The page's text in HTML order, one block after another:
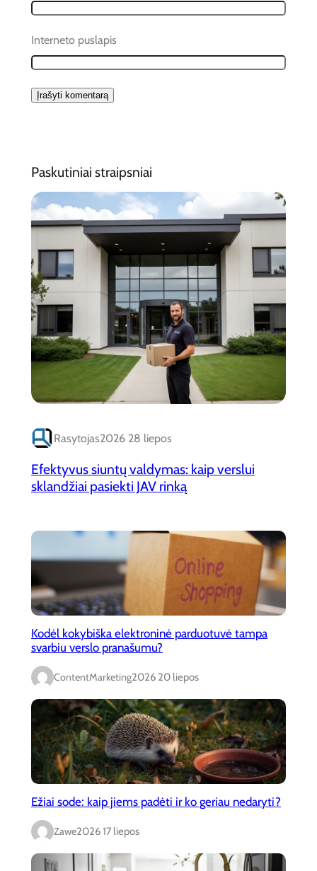
Interneto puslapis
Paskutiniai straipsniai
Rasytojas2026 28 liepos
Efektyvus siuntų valdymas: kaip verslui
sklandžiai pasiekti JAV rinką
Kodėl kokybiška elektroninė parduotuvė tampa
svarbiu verslo pranašumu?
ContentMarketing2026 20 liepos
Ežiai sode: kaip jiems padėti ir ko geriau nedaryti?
Zawe2026 17 liepos